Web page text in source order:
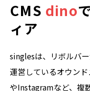
CMS dino
ィア
singlesは、リボルバ
運営しているオウンド
やInstagramなど、複